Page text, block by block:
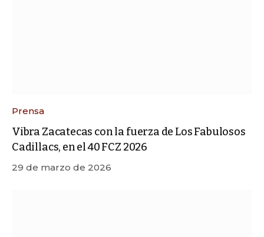
Prensa
Vibra Zacatecas con la fuerza de Los Fabulosos
Cadillacs, en el 40 FCZ 2026
29 de marzo de 2026